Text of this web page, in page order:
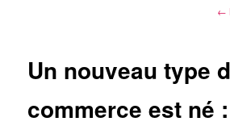
←
Un nouveau type
commerce est né